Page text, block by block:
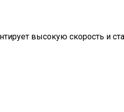
высокую скорость и